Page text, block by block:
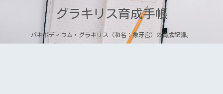
グラキリス育成手帳
パキポディウム・グラキリス（和名：象牙宮）の育成記録。